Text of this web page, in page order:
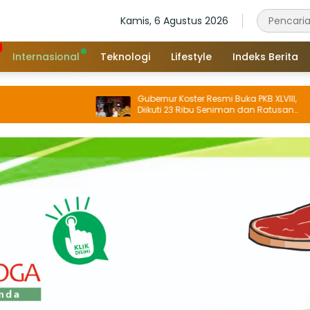
Kamis, 6 Agustus 2026
Internasional Teknologi Lifestyle Indeks Berita
Gubernur Koster Resmi Buka PKB XLVIII,
Diikuti 23 Ribu Seniman dan Ratusan
Sekaa, IKM/UMKM Digratiskan